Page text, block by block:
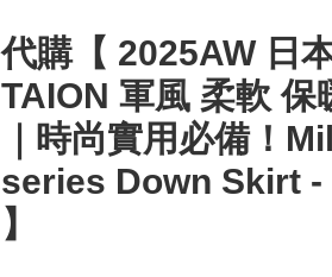
代購【 2025AW 日
TAION 軍風 柔軟 保
｜時尚實用必備！
series Down Skirt
】